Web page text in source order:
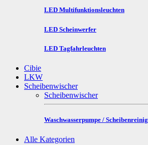
LED Multifunktionsleuchten
LED Scheinwerfer
LED Tagfahrleuchten
Cibie
LKW
Scheibenwischer
Scheibenwischer
Waschwasserpumpe /
Alle Kategorien